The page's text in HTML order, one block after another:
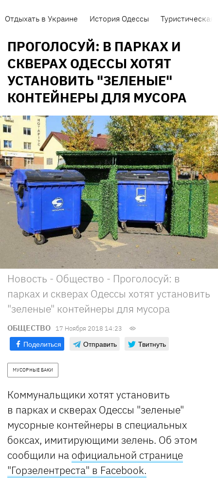
Отдыхать в Украине История Одессы Туристическая
ПРОГОЛОСУЙ: В ПАРКАХ И
СКВЕРАХ ОДЕССЫ ХОТЯТ
УСТАНОВИТЬ "ЗЕЛЕНЫЕ"
КОНТЕЙНЕРЫ ДЛЯ МУСОРА
Новость - Общество - Проголосуй: в
парках и скверах Одессы хотят установить
"зеленые" контейнеры для мусора
ОБЩЕСТВО 17 Ноября 2018 14:23
Поделиться Отправить Твитнуть
МУСОРНЫЕ БАКИ
Коммунальщики хотят установить
в парках и скверах Одессы "зеленые"
мусорные контейнеры в специальных
боксах, имитирующими зелень. Об этом
сообщили на официальной странице
"Горзелентреста" в Facebook.